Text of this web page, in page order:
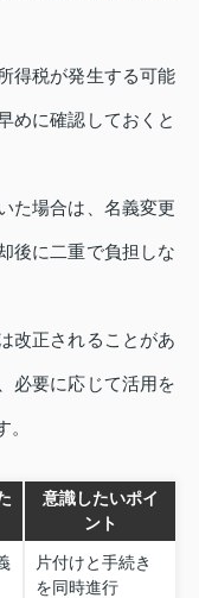
得税が発生する可能
めに確認しておくと
た場合は、名義変更
後に二重で負担しな
改正されることがあ
必要に応じて活用を
意識したいポイ
ント
片付けと手続き
を同時進行